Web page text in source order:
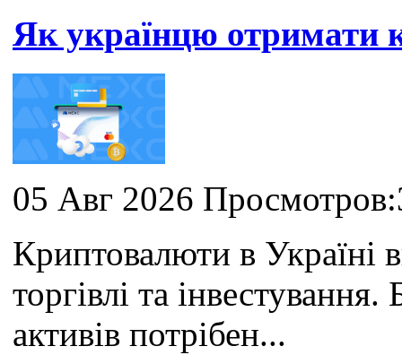
Як українцю отримати
05 Авг 2026
Криптовалюти в Україні
торгівлі та
активів потрібен...